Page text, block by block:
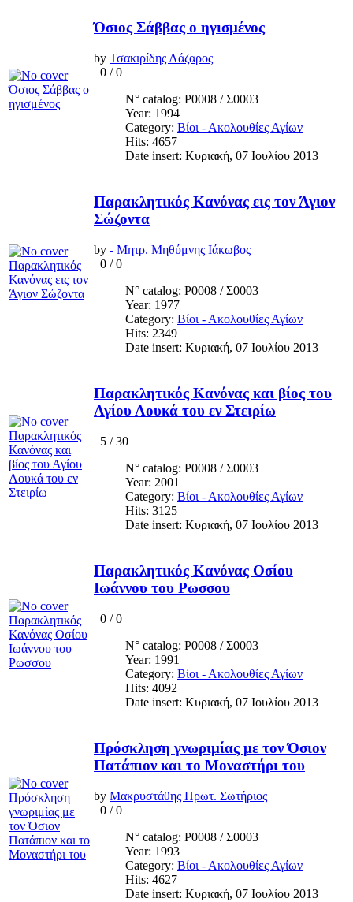
Όσιος Σάββας ο ηγισμένος
by Τσακιρίδης Λάζαρος
0 /0
N° catalog: Ρ0008 / Σ0003
Year: 1994
Category: Βίοι - Ακολουθίες Αγίων
Hits: 4657
Date insert: Κυριακή, 07 Ιουλίου 2013
Παρακλητικός Κανόνας εις τον Άγιον
Σώζοντα
by - Μητρ. Μηθύμνης Ιάκωβος
0 /0
N° catalog: Ρ0008 / Σ0003
Year: 1977
Category: Βίοι - Ακολουθίες Αγίων
Hits: 2349
Date insert: Κυριακή, 07 Ιουλίου 2013
Παρακλητικός Κανόνας και βίος του
Αγίου Λουκά του εν Στειρίω
5 /30
N° catalog: Ρ0008 / Σ0003
Year: 2001
Category: Βίοι - Ακολουθίες Αγίων
Hits: 3125
Date insert: Κυριακή, 07 Ιουλίου 2013
Παρακλητικός Κανόνας Οσίου
Ιωάννου του Ρωσσου
0 /0
N° catalog: Ρ0008 / Σ0003
Year: 1991
Category: Βίοι - Ακολουθίες Αγίων
Hits: 4092
Date insert: Κυριακή, 07 Ιουλίου 2013
Πρόσκληση γνωριμίας με τον Όσιον
Πατάπιον και το Μοναστήρι του
by Μακρυστάθης Πρωτ. Σωτήριος
0 /0
N° catalog: Ρ0008 / Σ0003
Year: 1993
Category: Βίοι - Ακολουθίες Αγίων
Hits: 4627
Date insert: Κυριακή, 07 Ιουλίου 2013